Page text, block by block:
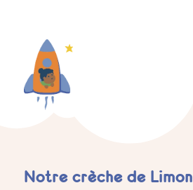
Notre crèche de